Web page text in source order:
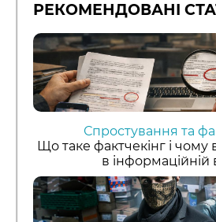
РЕКОМЕНДОВАНІ
Спростування та
Що таке фактчекінг і чому
в інформаційній